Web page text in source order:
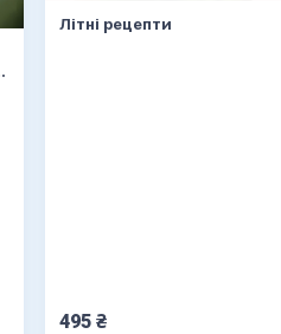
Літні рецепти
495 ₴